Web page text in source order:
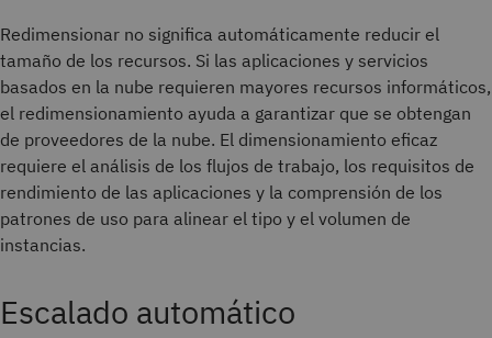
Redimensionar no significa automáticamente reducir el
tamaño de los recursos. Si las aplicaciones y servicios
basados en la nube requieren mayores recursos informáticos,
el redimensionamiento ayuda a garantizar que se obtengan
de proveedores de la nube. El dimensionamiento eficaz
requiere el análisis de los flujos de trabajo, los requisitos de
rendimiento de las aplicaciones y la comprensión de los
patrones de uso para alinear el tipo y el volumen de
instancias.
Escalado automático